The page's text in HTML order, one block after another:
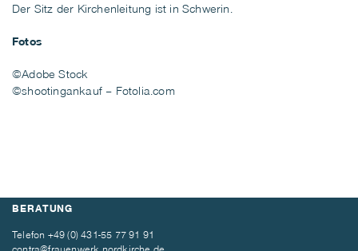
Der Sitz der Kirchenleitung ist in Schwerin.
Fotos
©Adobe Stock
©shootingankauf – Fotolia.com
BERATUNG
Telefon +49 (0) 431-55 77 91 91